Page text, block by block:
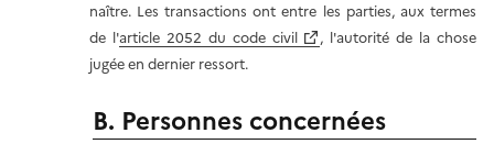
naître. Les transactions ont entre les parties, aux termes
de l'article 2052 du code civil
, l'autorité de la chose
jugée en dernier ressort.
B. Personnes concernées